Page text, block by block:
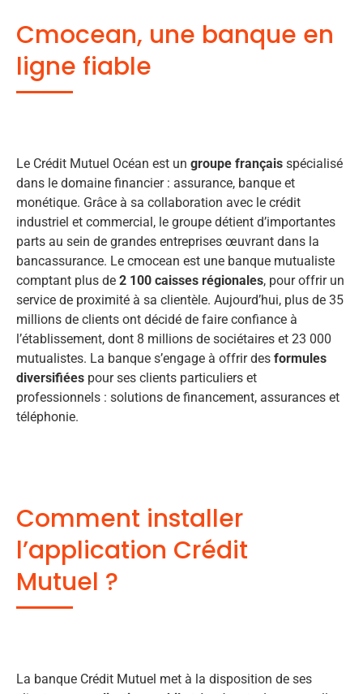
Cmocean, une banque en
ligne fiable
Le Crédit Mutuel Océan est un groupe français spécialisé
dans le domaine financier : assurance, banque et
monétique. Grâce à sa collaboration avec le crédit
industriel et commercial, le groupe détient d’importantes
parts au sein de grandes entreprises œuvrant dans la
bancassurance. Le cmocean est une banque mutualiste
comptant plus de 2 100 caisses régionales, pour offrir un
service de proximité à sa clientèle. Aujourd’hui, plus de 35
millions de clients ont décidé de faire confiance à
l’établissement, dont 8 millions de sociétaires et 23 000
mutualistes. La banque s’engage à offrir des formules
diversifiées pour ses clients particuliers et
professionnels : solutions de financement, assurances et
téléphonie.
Comment installer
l’application Crédit
Mutuel ?
La banque Crédit Mutuel met à la disposition de ses